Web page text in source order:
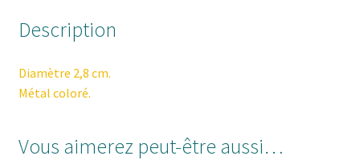
Description
Diamètre 2,8 cm.
Métal coloré.
Vous aimerez peut-être aussi…